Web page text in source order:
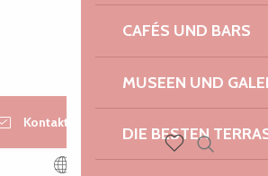
CAFÉS UND BARS
MUSEEN UND
DIE BESTEN
Suche
Kontaktieren Sie uns